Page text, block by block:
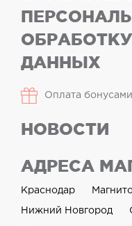
ДАННЫХ
Оплата
НОВОСТИ
АДРЕСА
Краснодар
Нижний Новгород